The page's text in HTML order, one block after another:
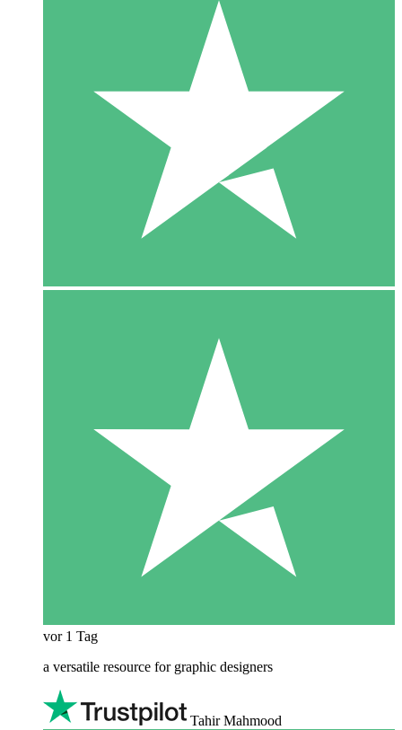
vor 1 Tag
a versatile resource for graphic designers
Tahir Mahmood